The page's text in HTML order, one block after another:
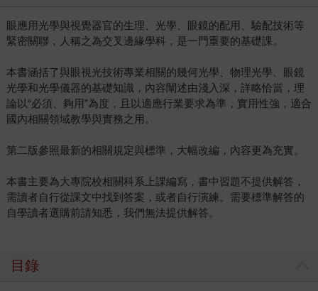
眼應用光學與視覺器官的生理、光學、眼鏡的配用、驗配技術等
緊密關聯，人稱之為交叉邊緣學科，是一門重要的基礎課。
本書涵括了與眼視光技術專業相關的幾何光學、物理光學、眼鏡
光學和光學儀器的基礎知識，內容闡述由淺入深，詳略恰當，理
論以“必須、夠用”為度，且以適應行業要求為準，實用性強，適合
國內相關領域教學與實務之用。
第二版參照最新的相關規定與標準，大幅改編，內容更為充實。
本書主要為大專院校相關科系上課編寫，書中習題不提供解答，
需讀者自行從課文中找到答案，或者自行演練。需要標準解答的
自學讀者選購前請知悉，我們無法提供解答。
目錄